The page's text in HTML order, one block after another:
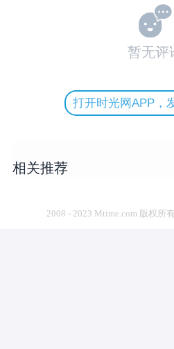
暂无评
打开时光网APP，
相关推荐
2008 - 2023 Mtime.com 版权所